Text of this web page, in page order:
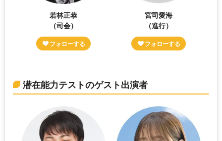
若林正恭
（司会）
宮司愛海
（進行）
潜在能力テストのゲスト出演者